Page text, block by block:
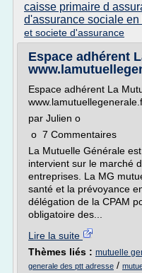
caisse primaire d
d'assurance sociale en
et societe d'assurance
Espace adhérent
Espace adhérent La
par Julien o
o 7 Commentaires
La Mutuelle Générale
intervient sur le marché
entreprises. La MG
santé et la prévoyance
délégation de la CPAM
obligatoire des...
Lire la suite
Thèmes liés : mutuelle
generale des ptt adresse /